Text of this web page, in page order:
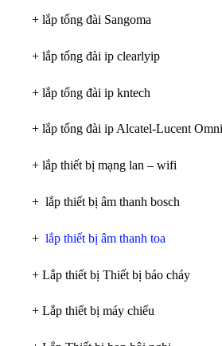
+ lắp tổng đài Sangoma
+ lắp tổng đài ip clearlyip
+ lắp tổng đài ip kntech
+ lắp tổng đài ip Alcatel-Lucent
+ lắp thiết bị mạng lan – wifi
+ lắp thiết bị âm thanh bosch
+ lắp thiết bị âm thanh toa
+ Lắp thiết bị Thiết bị báo cháy
+ Lắp thiết bị máy chiếu